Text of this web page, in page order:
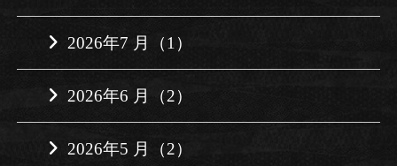
2026年7 月（1）
2026年6 月（2）
2026年5 月（2）